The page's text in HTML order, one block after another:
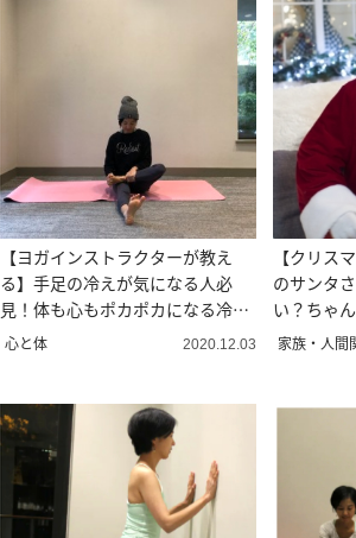
【ヨガインストラクターが教え
る】手足の冷えが気になる人必
見！体も心もポカポカになる冷え
予防ポーズ
心と体 2020.12.03
【クリス
のサンタ
い？ちゃ
す！
家族・人間